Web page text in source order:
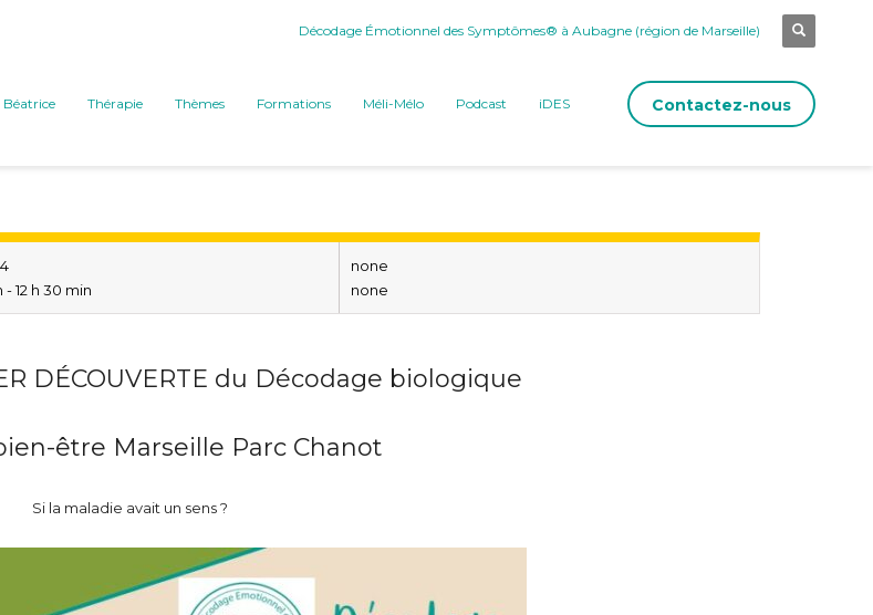
Décodage Émotionnel des Symptômes® à Aubagne (région de Marseille)
Béatrice Thérapie Thèmes Formations Méli-Mélo Podcast iDES Contactez-nous
- 12 h 30 min
none
none
DÉCOUVERTE du Décodage biologique
être Marseille Parc Chanot
Si la maladie avait un sens ?